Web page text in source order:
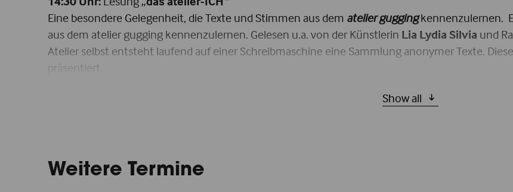
Eine besondere Gelegenheit, die Texte und Stimmen aus dem atelier guggingkennenzulernen.
aus dem atelier gugging kennenzulernen. Gelesen u.a. von der Künstlerin Lia Lydia Silvia und
Atelier selbst entsteht laufend auf einer Schreibmaschine eine Sammlung anonymer Texte.
präsentiert.
Show all
Weitere Termine